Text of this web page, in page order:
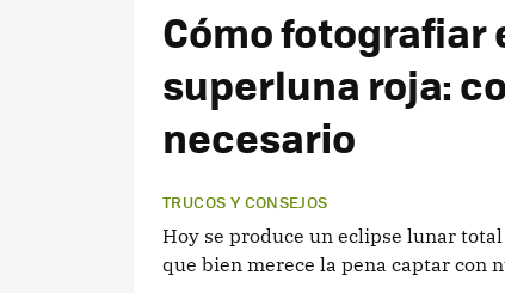
Cómo fotografiar
superluna roja:
necesario
TRUCOS Y CONSEJOS
Hoy se produce un eclipse lunar
que bien merece la pena captar con